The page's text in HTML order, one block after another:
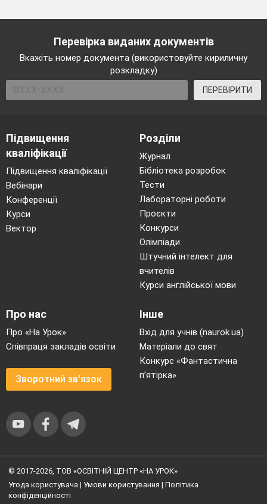
Перевірка виданих документів
Вкажіть номер документа (використовуйте кириличну
розкладку)
ПЕРЕВІРИТИ
Підвищення
кваліфікації
Підвищення кваліфікації
Вебінари
Конференції
Курси
Вектор
Розділи
Журнал
Бібліотека розробок
Тести
Лабораторні роботи
Проєкти
Конкурси
Олімпіади
Штучний інтелект для
вчителів
Курси англійської мови
Про нас
Про «На Урок»
Співпраця закладів освіти
Зворотний зв'язок
Інше
Вхід для учнів (naurok.ua)
Матеріали до свят
Конкурс «Фантастична
п’ятірка»
© 2017-2026, ТОВ «ОСВІТНІЙ ЦЕНТР «НА УРОК»
Угода користувача | Умови користування | Політика
конфіденційності